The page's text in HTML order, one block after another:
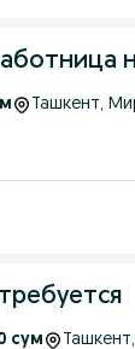
Ташкент,
сум Ташкент